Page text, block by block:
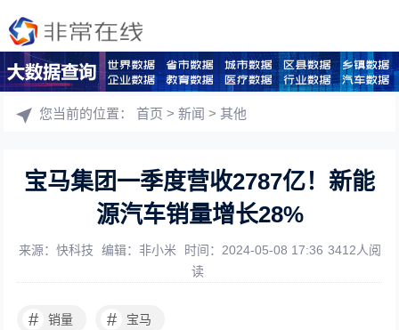
您当前的位置：首页 >新闻 >其他
宝马集团一季度营收2787亿！新能
源汽车销量增长28%
来源：快科技 编辑：非小米 时间：2024-05-08 17:36 3412人阅
读
# 销量 # 宝马